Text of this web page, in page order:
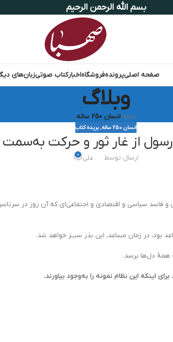
بسم الله الرحمن الرحیم
صفحه اصلیپروندهفروشگاهاخبارکتاب صوتیزبان‌های
وبلاگ
خانه/انسان 250 ساله
انسان 250 ساله ,بریده کتاب
از غار ثور و حرکت به‌سمت
ارسال توسط علی 0
سیاسی و اقتصادی و اجتماعی‌ای که آن روز در سرتاسر
بود، در زمان مساعد، این بذر سبــز خواهد شد.
همۀ دل‌ها برسد.
اینکه این نظام نمونه را به‌وجود بیاورند.